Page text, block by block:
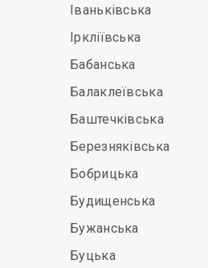
Іваньківська
Іркліївська
Бабанська
Балаклеївська
Баштечківська
Березняківська
Бобрицька
Будищенська
Бужанська
Буцька